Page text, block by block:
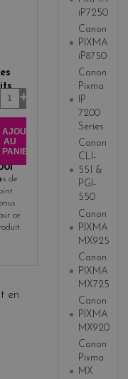
AJOUTER
AU
PANIER
de
ce
en
iP7250
Canon
PIXMA
iP8750
Canon
Pixma
IP
7200
Series
Canon
CLI-
551 &
PGI-
550
Canon
PIXMA
MX925
Canon
PIXMA
MX725
Canon
PIXMA
MX920
Canon
Pixma
MX